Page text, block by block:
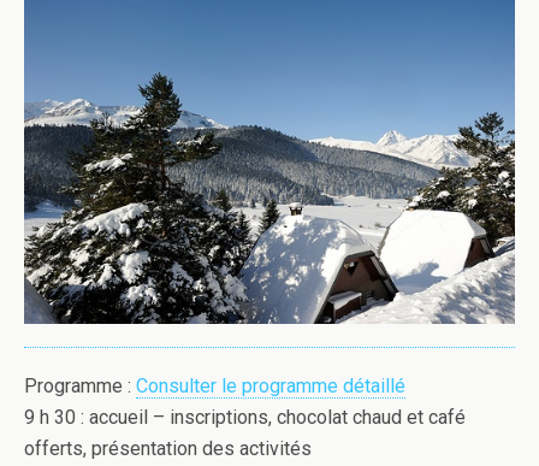
Programme : Consulter le programme détaillé
9 h 30 : accueil – inscriptions, chocolat chaud et café
offerts, présentation des activités